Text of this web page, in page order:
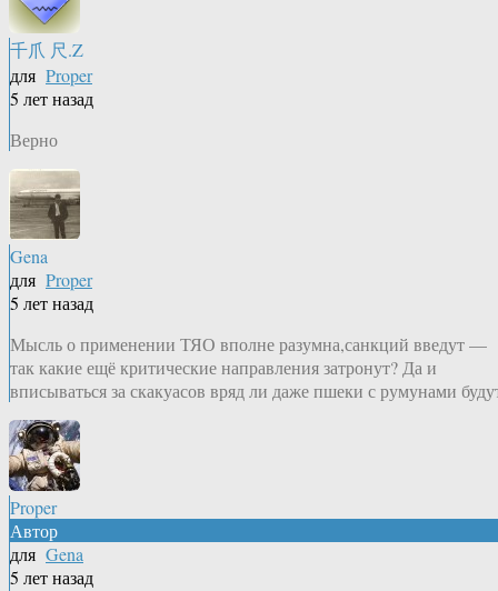
千爪 尺.Z
для Proper
5 лет назад
Верно
Gena
для Proper
5 лет назад
Мысль о применении ТЯО вполне разумна,санкций введут —
так какие ещё критические направления затронут? Да и
вписываться за скакуасов вряд ли даже пшеки с румунами
Proper
Автор
для Gena
5 лет назад